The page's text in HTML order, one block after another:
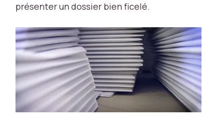
présenter un dossier bien ficelé.
N
é
c
e
s
s
ai
e